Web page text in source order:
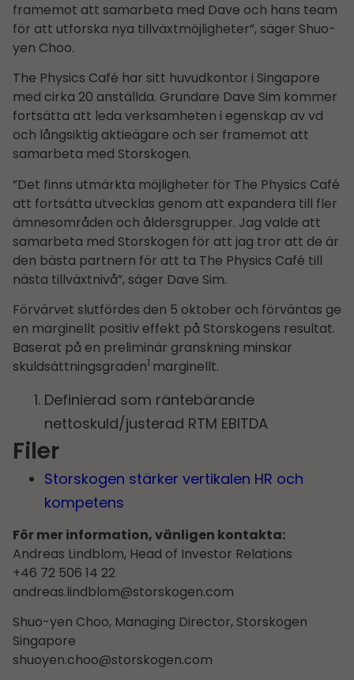
framemot att samarbeta med Dave och hans team
för att utforska nya tillväxtmöjligheter”, säger Shuo-
yen Choo.
The Physics Café har sitt huvudkontor i Singapore
med cirka 20 anställda. Grundare Dave Sim kommer
fortsätta att leda verksamheten i egenskap av vd
och långsiktig aktieägare och ser framemot att
samarbeta med Storskogen.
”Det finns utmärkta möjligheter för The Physics Café
att fortsätta utvecklas genom att expandera till fler
ämnesområden och åldersgrupper. Jag valde att
samarbeta med Storskogen för att jag tror att de är
den bästa partnern för att ta The Physics Café till
nästa tillväxtnivå”, säger Dave Sim.
Förvärvet slutfördes den 5 oktober och förväntas ge
en marginellt positiv effekt på Storskogens resultat.
Baserat på en preliminär granskning minskar
skuldsättningsgraden1 marginellt.
Definierad som räntebärande
nettoskuld/justerad RTM EBITDA
Filer
Storskogen stärker vertikalen HR och
kompetens
För mer information, vänligen kontakta:
Andreas Lindblom, Head of Investor Relations
+46 72 506 14 22
andreas.lindblom@storskogen.com
Shuo-yen Choo, Managing Director, Storskogen
Singapore
shuoyen.choo@storskogen.com